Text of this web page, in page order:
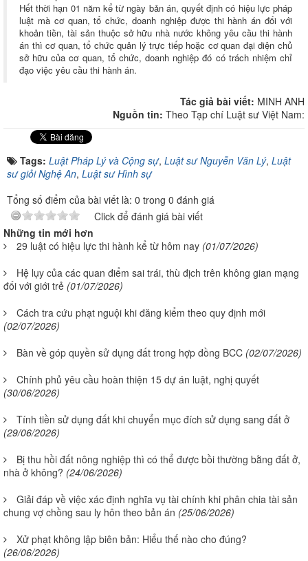
Hết thời hạn 01 năm kể từ ngày bản án, quyết định có hiệu lực pháp
luật mà cơ quan, tổ chức, doanh nghiệp được thi hành án đối với
khoản tiền, tài sản thuộc sở hữu nhà nước không yêu cầu thi hành
án thì cơ quan, tổ chức quản lý trực tiếp hoặc cơ quan đại diện chủ
sở hữu của cơ quan, tổ chức, doanh nghiệp đó có trách nhiệm chỉ
đạo việc yêu cầu thi hành án.
Tác giả bài viết: MINH ANH
Nguồn tin: Theo Tạp chí Luật sư Việt Nam:
Tags: Luật Pháp Lý và Cộng sự, Luật sư Nguyễn Văn Lý, Luật
sư giỏi Nghệ An, Luật sư Hình sự
Tổng số điểm của bài viết là: 0 trong 0 đánh giá
Click để đánh giá bài viết
Những tin mới hơn
29 luật có hiệu lực thi hành kể từ hôm nay (01/07/2026)
Hệ lụy của các quan điểm sai trái, thù địch trên không gian mạng
đối với giới trẻ (01/07/2026)
Cách tra cứu phạt nguội khi đăng kiểm theo quy định mới
(02/07/2026)
Bàn về góp quyền sử dụng đất trong hợp đồng BCC (02/07/2026)
Chính phủ yêu cầu hoàn thiện 15 dự án luật, nghị quyết
(30/06/2026)
Tính tiền sử dụng đất khi chuyển mục đích sử dụng sang đất ở
(29/06/2026)
Bị thu hồi đất nông nghiệp thì có thể được bồi thường bằng đất ở,
nhà ở không? (24/06/2026)
Giải đáp về việc xác định nghĩa vụ tài chính khi phân chia tài sản
chung vợ chồng sau ly hôn theo bản án (25/06/2026)
Xử phạt không lập biên bản: Hiểu thế nào cho đúng?
(26/06/2026)